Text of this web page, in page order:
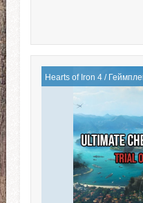
Hearts of Iron 4/